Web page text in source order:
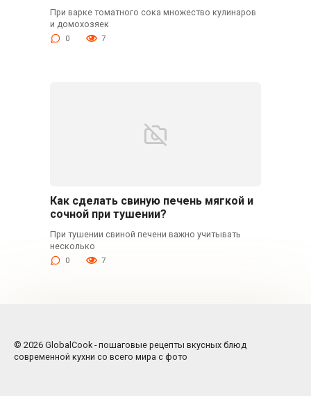
При варке томатного сока множество кулинаров
и домохозяек
0 7
Как сделать свиную печень мягкой и
сочной при тушении?
При тушении свиной печени важно учитывать
несколько
0 7
© 2026 GlobalCook - пошаговые рецепты вкусных блюд
современной кухни со всего мира с фото